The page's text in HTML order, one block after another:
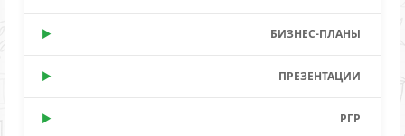
БИЗНЕС-ПЛАНЫ
ПРЕЗЕНТАЦИИ
РГР